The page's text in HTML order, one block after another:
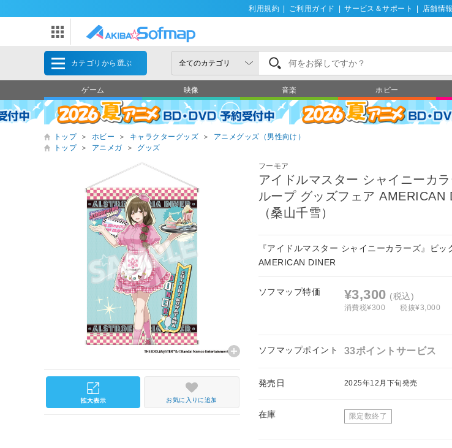
利用規約 ご利用ガイド サービス＆サポート 店舗情報
カテゴリから選ぶ
ゲーム 映像 音楽 ホビー
トップ ＞ ホビー ＞ キャラクターグッズ ＞
アニメグッズ（男性向け）
トップ
＞ アニメガ ＞ グッズ
フーモア
アイドルマスター シャイニーカ
ループ グッズフェア AMERICAN
（桑山千雪）
『アイドルマスター シャイニーカラーズ』ビ
AMERICAN DINER
ソフマップ特価 ¥3,300 (税込)
消費税¥300 税抜¥3,000
ソフマップポイント 33ポイントサービス
発売日 2025年12月下旬発売
在庫 限定数終了
お気に入りに追加